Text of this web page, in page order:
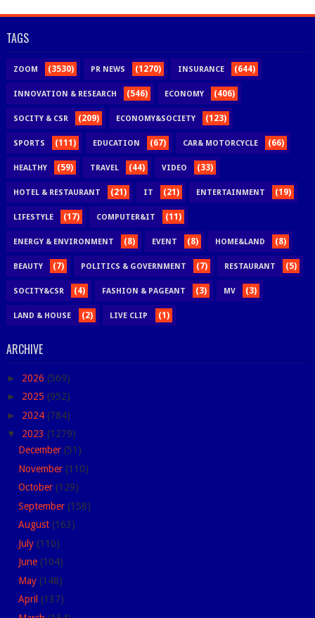
TAGS
ZOOM (3530) PR NEWS (1270) INSURANCE (644)
INNOVATION & RESEARCH (546) ECONOMY (406)
SOCITY & CSR (209) ECONOMY&SOCIETY (123)
SPORTS (111) EDUCATION (67) CAR& MOTORCYCLE (66)
HEALTHY (59) TRAVEL (44) VIDEO (33)
HOTEL & RESTAURANT (21) IT (21) ENTERTAINMENT (19)
LIFESTYLE (17) COMPUTER&IT (11)
ENERGY & ENVIRONMENT (8) EVENT (8) HOME&LAND (8)
BEAUTY (7) POLITICS & GOVERNMENT (7) RESTAURANT (5)
SOCITY&CSR (4) FASHION & PAGEANT (3) MV (3)
LAND & HOUSE (2) LIVE CLIP (1)
ARCHIVE
► 2026 (569)
► 2025 (952)
► 2024 (784)
▼ 2023 (1279)
December (51)
November (110)
October (129)
September (158)
August (163)
July (110)
June (104)
May (148)
April (137)